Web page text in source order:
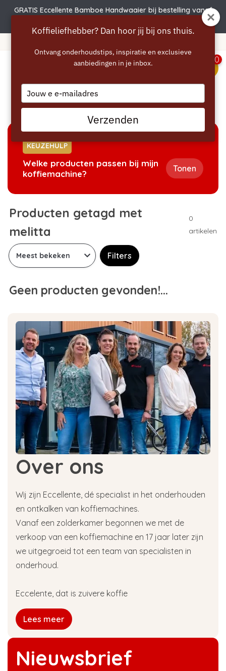
GRATIS Eccellente Bamboe Handwaaier bij bestelling vanaf
0
Home/Tags/melitta
KEUZEHULP
Welke producten passen bij mijn
koffiemachine?
Tonen
Producten getagd met
melitta
0
artikelen
Filters
Geen producten gevonden!...
Nieuwsbrief
Over ons
Wij zijn Eccellente, dé specialist in het onderhouden
en ontkalken van koffiemachines.
Vanaf een zolderkamer begonnen we met de
verkoop van een koffiemachine en 17 jaar later zijn
we uitgegroeid tot een team van specialisten in
onderhoud.
Eccelente, dat is zuivere koffie
Lees meer
Koffieliefhebber? Dan hoor jij bij ons thuis.
Ontvang onderhoudstips, inspiratie en exclusieve
aanbiedingen in je inbox.
Type
your
email
Verzenden